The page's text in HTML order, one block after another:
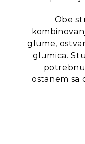
Obe
glume,
glumica.
ostanem sa